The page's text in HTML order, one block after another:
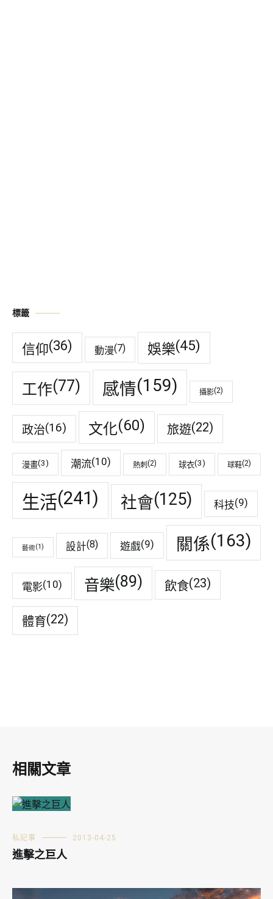
標籤
信仰(36) 動漫(7) 娛樂(45)
工作(77) 感情(159) 攝影(2)
政治(16) 文化(60) 旅遊(22)
漫畫(3) 潮流(10) 熱刺 (2) 球衣(3) 球鞋(2)
生活(241) 社會(125) 科技(9)
藝術(1) 設計(8) 遊戲(9) 關係(163)
電影(10) 音樂(89) 飲食(23)
體育(22)
相關文章
私記事 2013-04-25
進擊之巨人